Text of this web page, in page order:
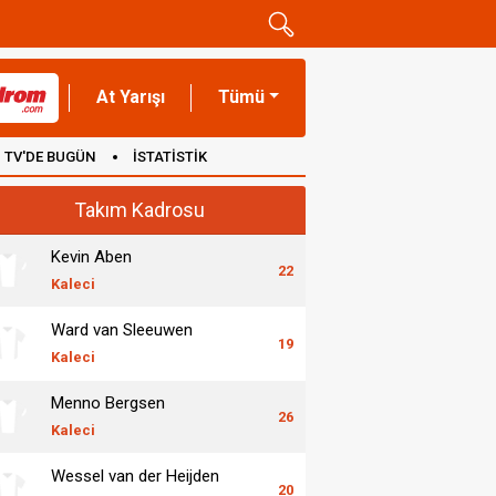
At Yarışı Tümü
TV'DE BUGÜN İSTATİSTİK
Takım Kadrosu
Kevin Aben
Kaleci
22
Ward van Sleeuwen
Kaleci
19
Menno Bergsen
Kaleci
26
Wessel van der Heijden
20